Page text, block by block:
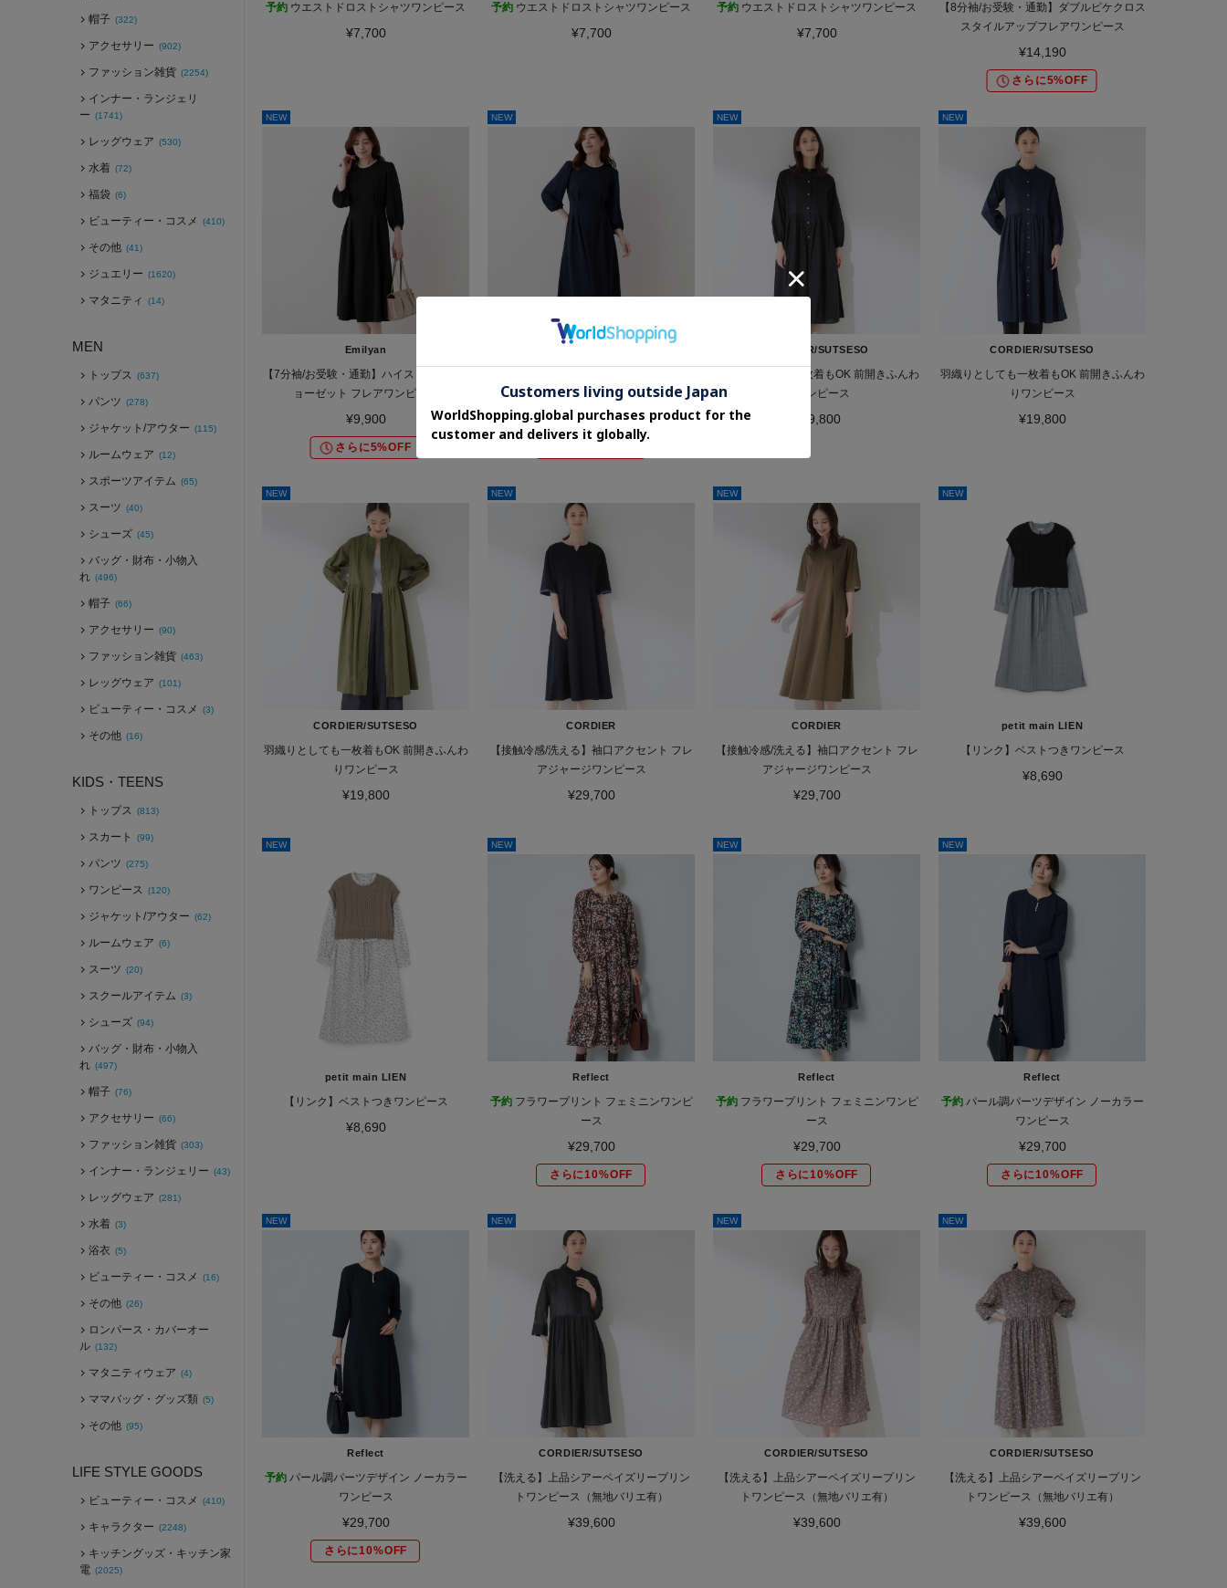
帽子 (322)
アクセサリー (902)
ファッション雑貨 (2254)
インナー・ランジェリ
ー (1741)
レッグウェア (530)
水着 (72)
福袋 (6)
ビューティー・コスメ (410)
その他 (41)
ジュエリー (1620)
マタニティ (14)
MEN
トップス (637)
パンツ (278)
ジャケット/アウター (115)
ルームウェア (12)
スポーツアイテム (65)
スーツ (40)
シューズ (45)
バッグ・財布・小物入
れ (496)
帽子 (66)
アクセサリー (90)
ファッション雑貨 (463)
レッグウェア (101)
ビューティー・コスメ (3)
その他 (16)
KIDS・TEENS
トップス (813)
スカート (99)
パンツ (275)
ワンピース (120)
ジャケット/アウター (62)
ルームウェア (6)
スーツ (20)
スクールアイテム (3)
シューズ (94)
バッグ・財布・小物入
れ (497)
帽子 (76)
アクセサリー (66)
ファッション雑貨 (303)
インナー・ランジェリー (43)
レッグウェア (281)
水着 (3)
浴衣 (5)
ビューティー・コスメ (16)
その他 (26)
ロンパース・カバーオー
ル (132)
マタニティウェア (4)
ママバッグ・グッズ類 (5)
その他 (95)
LIFE STYLE GOODS
ビューティー・コスメ (410)
キャラクター (2248)
キッチングッズ・キッチン家
電 (2025)
予約 ウエストドロストシャツワンピース
¥7,700
予約 ウエストドロストシャツワンピース
¥7,700
予約 ウエストドロストシャツワンピース
¥7,700
【8分袖/お受験・通勤】ダブルピケクロス
スタイルアップフレアワンピース
¥14,190
さらに5%OFF
NEW
Emilyan
【7分袖/お受験・通勤】ハイストレッチジ
ョーゼット フレアワンピース
¥9,900
さらに5%OFF
NEW
ョーゼット フレアワンピース
¥9,900
NEW
CORDIER/SUTSESO
羽織りとしても一枚着もOK 前開きふんわ
りワンピース
¥19,800
NEW
CORDIER/SUTSESO
羽織りとしても一枚着もOK 前開きふんわ
りワンピース
¥19,800
NEW
CORDIER/SUTSESO
羽織りとしても一枚着もOK 前開きふんわ
りワンピース
¥19,800
NEW
CORDIER
【接触冷感/洗える】袖口アクセント フレ
アジャージワンピース
¥29,700
NEW
CORDIER
【接触冷感/洗える】袖口アクセント フレ
アジャージワンピース
¥29,700
NEW
petit main LIEN
【リンク】ベストつきワンピース
¥8,690
NEW
petit main LIEN
【リンク】ベストつきワンピース
¥8,690
NEW
Reflect
予約 フラワープリント フェミニンワンピ
ース
¥29,700
さらに10%OFF
NEW
Reflect
予約 フラワープリント フェミニンワンピ
ース
¥29,700
さらに10%OFF
NEW
Reflect
予約 パール調パーツデザイン ノーカラー
ワンピース
¥29,700
さらに10%OFF
NEW
Reflect
予約 パール調パーツデザイン ノーカラー
ワンピース
¥29,700
さらに10%OFF
NEW
CORDIER/SUTSESO
【洗える】上品シアーペイズリープリン
トワンピース（無地バリエ有）
¥39,600
NEW
CORDIER/SUTSESO
【洗える】上品シアーペイズリープリン
トワンピース（無地バリエ有）
¥39,600
NEW
CORDIER/SUTSESO
【洗える】上品シアーペイズリープリン
トワンピース（無地バリエ有）
¥39,600